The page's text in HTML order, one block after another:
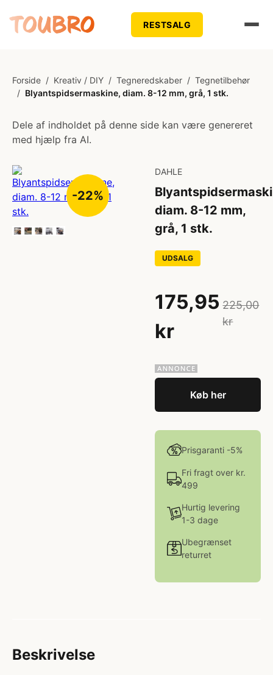
RESTSALG
Forside / Kreativ / DIY / Tegneredskaber / Tegnetilbehør
/ Blyantspidsermaskine, diam. 8-12 mm, grå, 1 stk.
Dele af indholdet på denne side kan være genereret
med hjælp fra AI.
-22%
DAHLE
diam. 8-12 mm,
grå, 1 stk.
UDSALG
175,95
kr
225,00
kr
Køb her
Prisgaranti -5%
Fri fragt over kr.
499
Hurtig levering
1-3 dage
Ubegrænset
returret
Beskrivelse